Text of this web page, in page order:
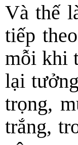
Và thế
tiếp
mỗi khi
lại
trọng,
trắng,